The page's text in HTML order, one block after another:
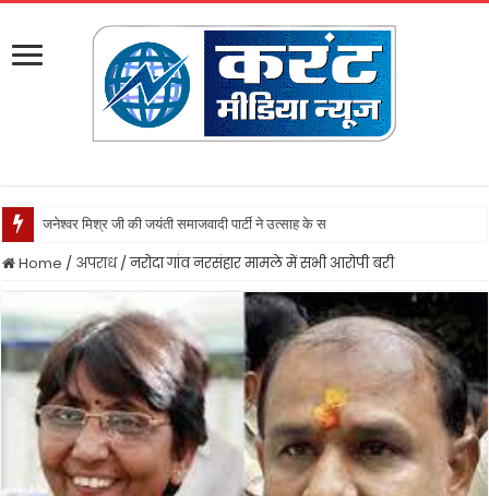
जनेश्वर मिश्र जी की जयंती समाजवादी पार्टी ने उत्साह के साथ मनायी
Home / अपराध/ नरोदा गांव नरसंहार मामले में सभी आरोपी बरी